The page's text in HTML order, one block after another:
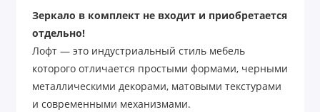
Зеркало в комплект не входит и приобретается
отдельно!
Лофт — это индустриальный стиль мебель
которого отличается простыми формами, черными
металлическими декорами, матовыми текстурами
и современными механизмами.